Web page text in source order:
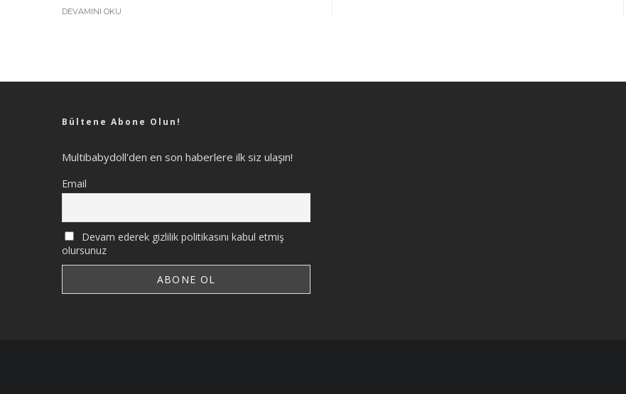
DEVAMINI OKU
Bültene Abone Olun!
Multibabydoll'den en son haberlere ilk siz ulaşın!
Email
Devam ederek gizlilik politikasını kabul etmiş
olursunuz